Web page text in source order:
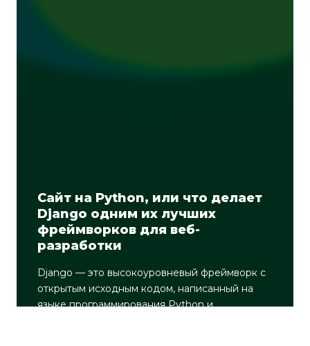
Сайт на Python, или что делает
Django одним их лучших
фреймворков для веб-
разработки
Django — это высокоуровневый фреймворк с
открытым исходным кодом, написанный на
языке программирования Python и